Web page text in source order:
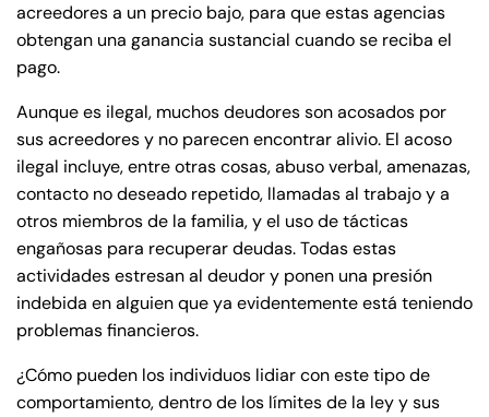
acreedores a un precio bajo, para que estas agencias
obtengan una ganancia sustancial cuando se reciba el
pago.
Aunque es ilegal, muchos deudores son acosados ​​por
sus acreedores y no parecen encontrar alivio. El acoso
ilegal incluye, entre otras cosas, abuso verbal, amenazas,
contacto no deseado repetido, llamadas al trabajo y a
otros miembros de la familia, y el uso de tácticas
engañosas para recuperar deudas. Todas estas
actividades estresan al deudor y ponen una presión
indebida en alguien que ya evidentemente está teniendo
problemas financieros.
¿Cómo pueden los individuos lidiar con este tipo de
comportamiento, dentro de los límites de la ley y sus